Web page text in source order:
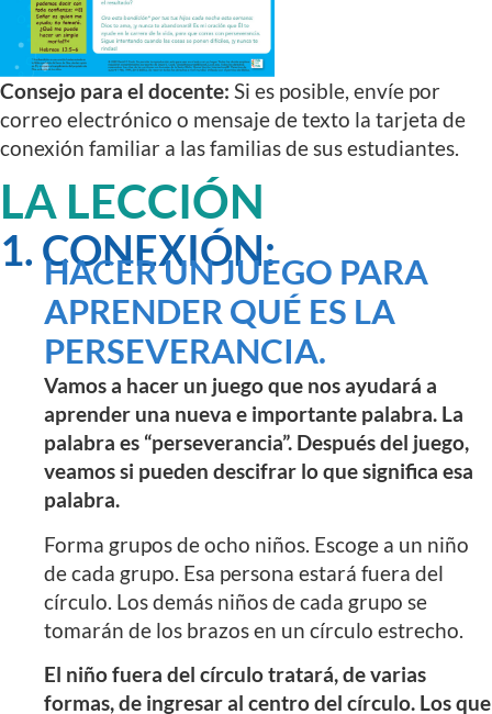
Consejo para el docente: Si es posible, envíe por
correo electrónico o mensaje de texto la tarjeta de
conexión familiar a las familias de sus estudiantes.
LA LECCIÓN
1. CONEXIÓN:
HACER UN JUEGO PARA
APRENDER QUÉ ES LA
PERSEVERANCIA.
Vamos a hacer un juego que nos ayudará a
aprender una nueva e importante palabra. La
palabra es “perseverancia”. Después del juego,
veamos si pueden descifrar lo que significa esa
palabra.
Forma grupos de ocho niños. Escoge a un niño
de cada grupo. Esa persona estará fuera del
círculo. Los demás niños de cada grupo se
tomarán de los brazos en un círculo estrecho.
El niño fuera del círculo tratará, de varias
formas, de ingresar al centro del círculo. Los que